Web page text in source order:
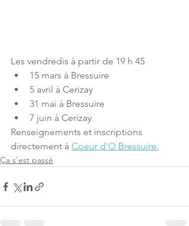
Les vendredis à partir de 19 h 45
15 mars à Bressuire
5 avril à Cerizay
31 mai à Bressuire
7 juin à Cerizay
Renseignements et inscriptions
directement à Coeur d'O Bressuire.
Ça s'est passé